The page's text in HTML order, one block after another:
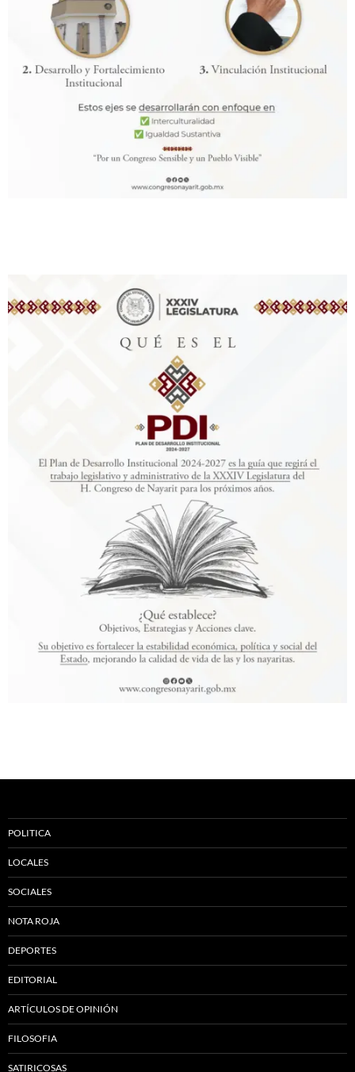
POLITICA
LOCALES
SOCIALES
NOTA ROJA
DEPORTES
EDITORIAL
ARTÍCULOS DE OPINIÓN
FILOSOFIA
SATIRICOSAS